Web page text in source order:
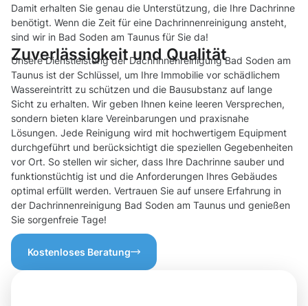
Damit erhalten Sie genau die Unterstützung, die Ihre Dachrinne
benötigt. Wenn die Zeit für eine Dachrinnenreinigung ansteht,
sind wir in Bad Soden am Taunus für Sie da!
Zuverlässigkeit und Qualität
Unsere Dienstleistung der Dachrinnenreinigung Bad Soden am
Taunus ist der Schlüssel, um Ihre Immobilie vor schädlichem
Wassereintritt zu schützen und die Bausubstanz auf lange
Sicht zu erhalten. Wir geben Ihnen keine leeren Versprechen,
sondern bieten klare Vereinbarungen und praxisnahe
Lösungen. Jede Reinigung wird mit hochwertigem Equipment
durchgeführt und berücksichtigt die speziellen Gegebenheiten
vor Ort. So stellen wir sicher, dass Ihre Dachrinne sauber und
funktionstüchtig ist und die Anforderungen Ihres Gebäudes
optimal erfüllt werden. Vertrauen Sie auf unsere Erfahrung in
der Dachrinnenreinigung Bad Soden am Taunus und genießen
Sie sorgenfreie Tage!
Kostenloses Beratung